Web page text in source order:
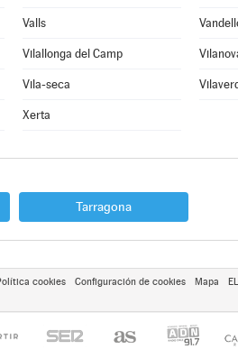
Valls
Vilallonga del Camp
Vila-seca Vilaverd
Xerta
Tarragona
cookies Configuración de cookies Mapa